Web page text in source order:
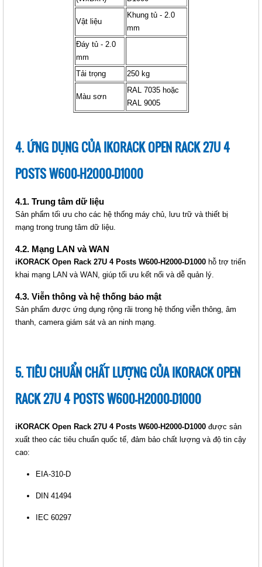
IKORACK OPEN RACK 42U 4
POSTS, W600-H2000-D800
Giá: Liên hệ
Mã sản phẩm: MT-iKOOP4208-4P
IKORACK OPEN RACK 42U 4
POSTS W600-H2000-D1000
(IKOOP4210-4P)
Mã sản phẩm: MT-iKOOP4210-4P
IKORACK OPEN RACK 42U 4
POSTS W600-H200-D1100
Giá: Liên hệ
Mã sản phẩm: MT-iKOOP4211-4P
Vật liệu
Khung tủ - 2.0
mm
Đáy tủ - 2.0
mm
Tải trọng
250 kg
Màu sơn
RAL 7035 hoặc
RAL 9005
4. ỨNG DỤNG CỦA IKORACK OPEN RACK 27U 4
POSTS W600-H2000-D1000
4.1. Trung tâm dữ liệu
Sản phẩm tối ưu cho các hệ thống máy chủ, lưu trữ và thiết bị
mạng trong trung tâm dữ liệu.
4.2. Mạng LAN và WAN
iKORACK Open Rack 27U 4 Posts W600-H2000-D1000 hỗ trợ triển
khai mạng LAN và WAN, giúp tối ưu kết nối và dễ quản lý.
4.3. Viễn thông và hệ thống bảo mật
Sản phẩm được ứng dụng rộng rãi trong hệ thống viễn thông, âm
thanh, camera giám sát và an ninh mạng.
5. TIÊU CHUẨN CHẤT LƯỢNG CỦA IKORACK OPEN
RACK 27U 4 POSTS W600-H2000-D1000
iKORACK Open Rack 27U 4 Posts W600-H2000-D1000 được sản
xuất theo các tiêu chuẩn quốc tế, đảm bảo chất lượng và độ tin cậy
cao:
EIA-310-D
DIN 41494
IEC 60297